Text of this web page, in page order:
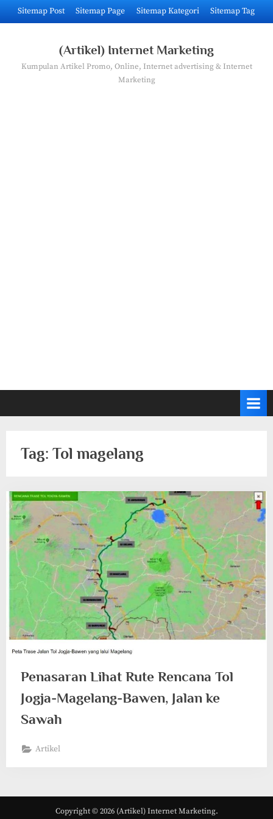
Skip
to
Sitemap Post Sitemap Page Sitemap Kategori Sitemap Tag
(Artikel) Internet Marketing
Kumpulan Artikel Promo, Online, Internet advertising & Internet
Marketing
Tag: Tol magelang
Penasaran Lihat Rute Rencana Tol
Jogja-Magelang-Bawen, Jalan ke
Sawah
Artikel
Copyright © 2026 (Artikel) Internet Marketing.